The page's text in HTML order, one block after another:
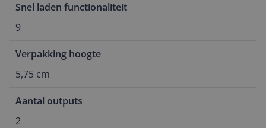
Snel laden functionaliteit
9
Verpakking hoogte
5,75 cm
Aantal outputs
2